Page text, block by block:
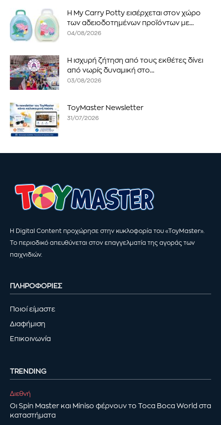
Η My Carry Potty εισέρχεται στον χώρο
των αδειοδοτημένων προϊόντων με...
04/08/2026
Η ισχυρή ζήτηση από τους εκθέτες δίνει
από νωρίς δυναμική στο...
03/08/2026
ToyMaster Newsletter
31/07/2026
Η Digital Content προχώρησε στην κυκλοφορία του «ToyMaster».
Το περιοδικό απευθύνεται στον επαγγελματία της αγοράς των
παιχνιδιών.
ΠΛΗΡΟΦΟΡΙΕΣ
Ποιοί είμαστε
Διαφήμιση
Επικοινωνία
TRENDING
Διεθνή
Οι Spin Master και Miniso φέρνουν το Toca Boca World στα
καταστήματα